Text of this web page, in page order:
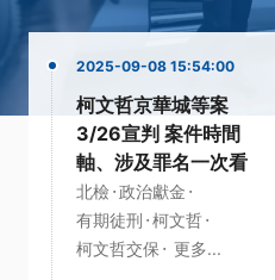
2025-09-08 15:54:00
柯文哲京華城等案
3/26宣判 案件時間
軸、涉及罪名一次看
北檢 ·政治獻金 ·
有期徒刑 ·柯文哲·
柯文哲交保 · 更多...